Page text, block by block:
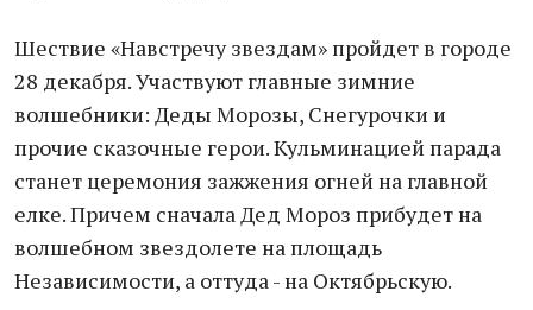
Шествие «Навстречу звездам» пройдет в городе
28 декабря. Участвуют главные зимние
волшебники: Деды Морозы, Снегурочки и
прочие сказочные герои. Кульминацией парада
станет церемония зажжения огней на главной
елке. Причем сначала Дед Мороз прибудет на
волшебном звездолете на площадь
Независимости, а оттуда - на Октябрьскую.